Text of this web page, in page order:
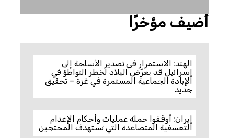
أضيف مؤخرًا
الهند: الاستمرار في تصدير الأسلحة إلى
إسرائيل قد يعرّض البلاد لخطر التواطؤ في
الإبادة الجماعية المستمرة في غزة – تحقيق
جديد
إيران: أوقفوا حملة عمليات وأحكام الإعدام
التعسفية المتصاعدة التي تستهدف المحتجين